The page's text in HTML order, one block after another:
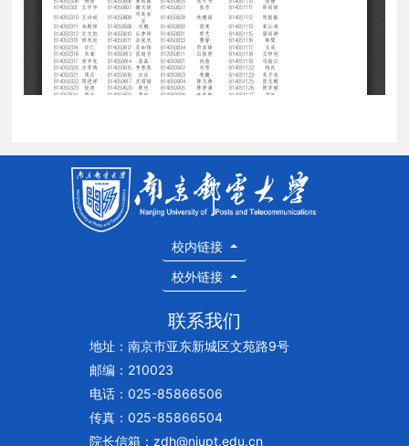
校内链接
校外链接
联系我们
地址：南京市亚东新城区文苑路9号
邮编：210023
电话：025-85866506
传真：025-85866504
院长信箱：zdh@njupt.edu.cn